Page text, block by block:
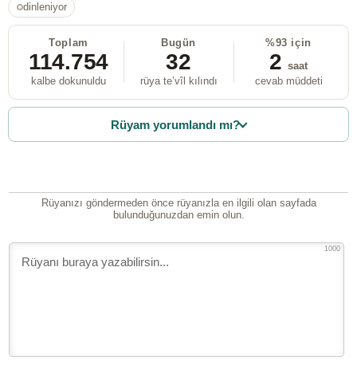
dinleniyor
Toplam
114.754
kalbe dokunuldu
Bugün
32
rüya te’vîl kılındı
%93 için
2 saat
cevab müddeti
Rüyam yorumlandı mı?
Rüyanızı göndermeden önce rüyanızla en ilgili olan sayfada
bulunduğunuzdan emin olun.
1000